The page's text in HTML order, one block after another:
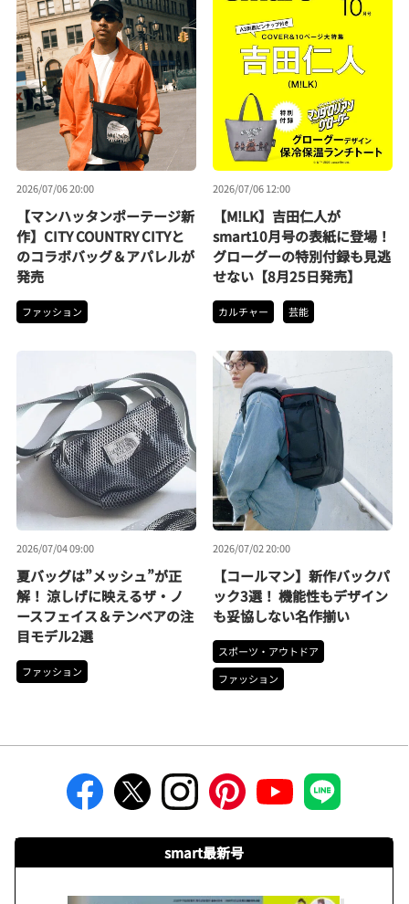
2026/07/06 20:00
【マンハッタンポーテージ新
作】CITY COUNTRY CITYと
のコラボバッグ＆アパレルが
発売
ファッション
2026/07/06 12:00
【M!LK】吉田仁人が
smart10月号の表紙に登場！
グローグーの特別付録も見逃
せない【8月25日発売】
カルチャー 芸能
2026/07/04 09:00
夏バッグは”メッシュ”が正
解！ 涼しげに映えるザ・ノ
ースフェイス＆テンベアの注
目モデル2選
ファッション
2026/07/02 20:00
【コールマン】新作バックパ
ック3選！ 機能性もデザイン
も妥協しない名作揃い
スポーツ・アウトドア
ファッション
smart最新号